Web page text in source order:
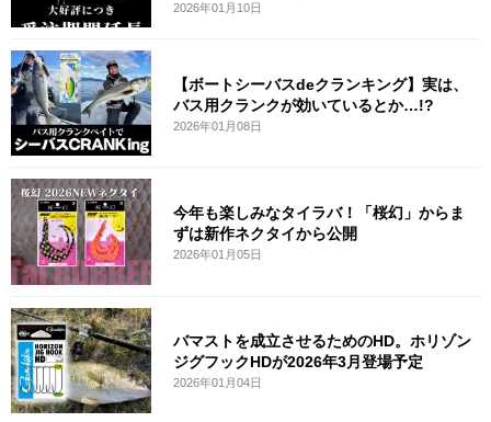
2026年01月10日
【ボートシーバスdeクランキング】実は、
バス用クランクが効いているとか…!?
2026年01月08日
今年も楽しみなタイラバ！「桜幻」からま
ずは新作ネクタイから公開
2026年01月05日
バマストを成立させるためのHD。ホリゾン
ジグフックHDが2026年3月登場予定
2026年01月04日